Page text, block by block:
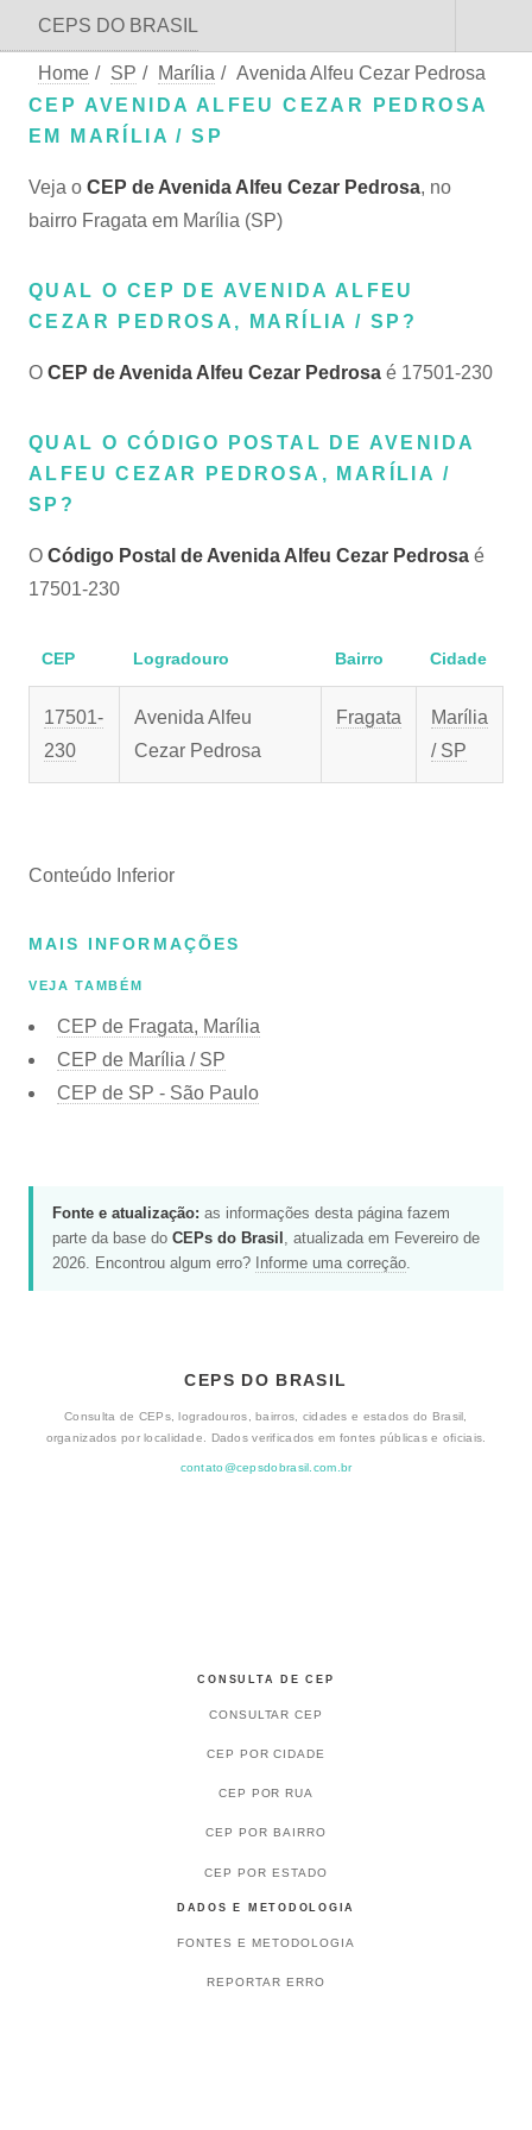
CEPS DO BRASIL
Home / SP / Marília / Avenida Alfeu Cezar Pedrosa
CEP AVENIDA ALFEU CEZAR PEDROSA
EM MARÍLIA / SP
Veja o CEP de Avenida Alfeu Cezar Pedrosa, no
bairro Fragata em Marília (SP)
QUAL O CEP DE AVENIDA ALFEU
CEZAR PEDROSA, MARÍLIA / SP?
O CEP de Avenida Alfeu Cezar Pedrosa é 17501-230
QUAL O CÓDIGO POSTAL DE AVENIDA
ALFEU CEZAR PEDROSA, MARÍLIA /
SP?
O Código Postal de Avenida Alfeu Cezar Pedrosa é
17501-230
CEP Logradouro Bairro Cidade
17501-
230
Avenida Alfeu
Cezar Pedrosa
Fragata
Marília
/ SP
Conteúdo Inferior
MAIS INFORMAÇÕES
VEJA TAMBÉM
CEP de Fragata, Marília
CEP de Marília / SP
CEP de SP - São Paulo
Fonte e atualização: as informações desta página fazem
parte da base do CEPs do Brasil , atualizada em Fevereiro de
2026. Encontrou algum erro? Informe uma correção.
CEPS DO BRASIL
Consulta de CEPs, logradouros, bairros, cidades e estados do Brasil,
organizados por localidade. Dados verificados em fontes públicas e oficiais.
contato@cepsdobrasil.com.br
CONSULTA DE CEP
CONSULTAR CEP
CEP POR CIDADE
CEP POR RUA
CEP POR BAIRRO
CEP POR ESTADO
DADOS E METODOLOGIA
FONTES E METODOLOGIA
REPORTAR ERRO